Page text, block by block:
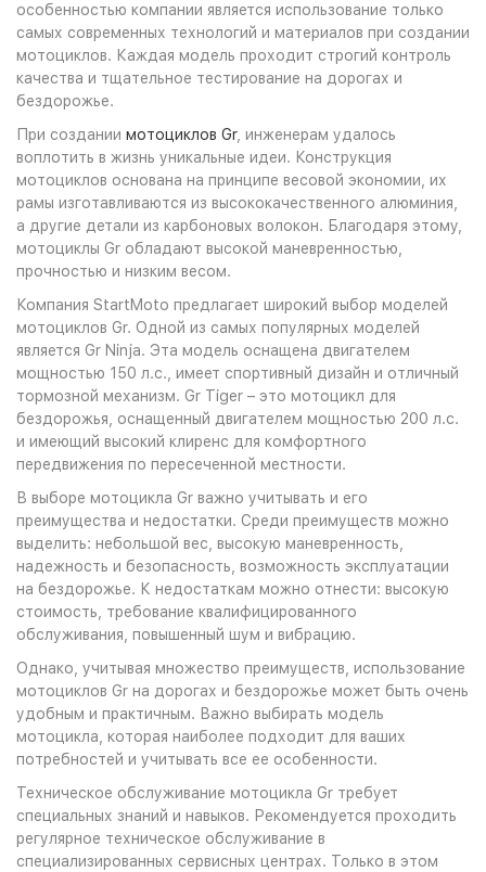
особенностью компании является использование только
самых современных технологий и материалов при создании
мотоциклов. Каждая модель проходит строгий контроль
качества и тщательное тестирование на дорогах и
бездорожье.
При создании мотоциклов Gr, инженерам удалось
воплотить в жизнь уникальные идеи. Конструкция
мотоциклов основана на принципе весовой экономии, их
рамы изготавливаются из высококачественного алюминия,
а другие детали из карбоновых волокон. Благодаря этому,
мотоциклы Gr обладают высокой маневренностью,
прочностью и низким весом.
Компания StartMoto предлагает широкий выбор моделей
мотоциклов Gr. Одной из самых популярных моделей
является Gr Ninja. Эта модель оснащена двигателем
мощностью 150 л.с., имеет спортивный дизайн и отличный
тормозной механизм. Gr Tiger – это мотоцикл для
бездорожья, оснащенный двигателем мощностью 200 л.с.
и имеющий высокий клиренс для комфортного
передвижения по пересеченной местности.
В выборе мотоцикла Gr важно учитывать и его
преимущества и недостатки. Среди преимуществ можно
выделить: небольшой вес, высокую маневренность,
надежность и безопасность, возможность эксплуатации
на бездорожье. К недостаткам можно отнести: высокую
стоимость, требование квалифицированного
обслуживания, повышенный шум и вибрацию.
Однако, учитывая множество преимуществ, использование
мотоциклов Gr на дорогах и бездорожье может быть очень
удобным и практичным. Важно выбирать модель
мотоцикла, которая наиболее подходит для ваших
потребностей и учитывать все ее особенности.
Техническое обслуживание мотоцикла Gr требует
специальных знаний и навыков. Рекомендуется проходить
регулярное техническое обслуживание в
специализированных сервисных центрах. Только в этом